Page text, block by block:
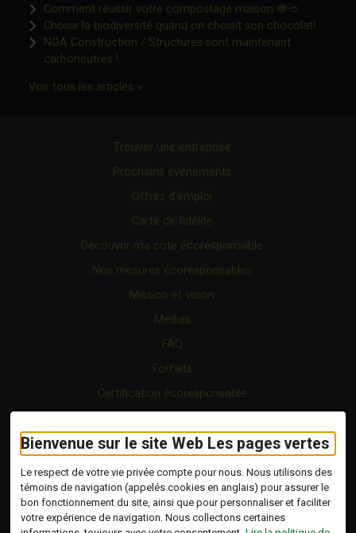
Bienvenue sur le site Web Les pages vertes
Le respect de votre vie privée compte pour nous. Nous utilisons des
témoins de navigation (appelés cookies en anglais) pour assurer le
bon fonctionnement du site, ainsi que pour personnaliser et faciliter
votre expérience de navigation. Nous collectons certaines
Comment réussir votre compostage maison 🍓🥙
Choisir la biodiversité quand on choisit son chocolat!Ce lien
NGA Construction / Structures sont maintenant
carboneutres !Ce lien s'ouvrira dans une nouvelle fenêtre"
Voir tous les articles »Ce lien s'ouvrira dans une nouvelle
Trouver une entreprise
Prochains événements
Offres d’emploi
Carte de fidélité
Découvrir ma cote écoresponsable
Nos mesures écoresponsables
Mission et vision
Médias
FAQ
Forfaits
Certification écoresponsable
Vidéo
Blogue
Copyright © 2026 Tous droits réservés.
Les Pages Vertes | Répertoire d'entreprises